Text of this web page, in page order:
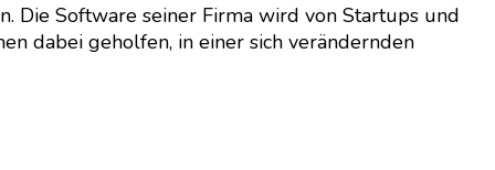
Die Software seiner Firma wird von Startups und
dabei geholfen, in einer sich verändernden